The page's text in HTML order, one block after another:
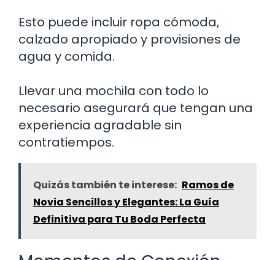
Esto puede incluir ropa cómoda,
calzado apropiado y provisiones de
agua y comida.
Llevar una mochila con todo lo
necesario asegurará que tengan una
experiencia agradable sin
contratiempos.
Quizás también te interese: Ramos de
Novia Sencillos y Elegantes: La Guía
Definitiva para Tu Boda Perfecta